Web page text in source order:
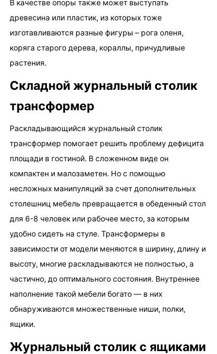
В качестве опоры также может выступать
древесина или пластик, из которых тоже
изготавливаются разные фигуры – рога оленя,
коряга старого дерева, кораллы, причудливые
растения.
Складной журнальный столик
трансформер
Раскладывающийся журнальный столик
трансформер помогает решить проблему дефицита
площади в гостиной. В сложенном виде он
компактен и малозаметен. Но с помощью
несложных манипуляций за счет дополнительных
столешниц мебель превращается в обеденный стол
для 6-8 человек или рабочее место, за которым
удобно сидеть на стуле. Трансформеры в
зависимости от модели меняются в ширину, длину и
высоту, многие раскладываются не полностью, а
частично, до оптимального состояния. Внутреннее
наполнение такой мебели богато — в них
обнаруживаются множественные ниши, полки,
ящики.
Журнальный столик с ящиками